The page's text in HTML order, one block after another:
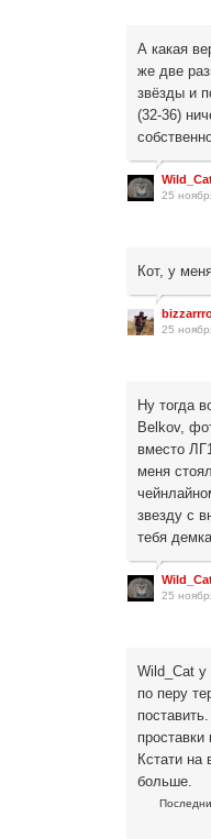
А какая
же две
звёзды и
(32-36)
25
Кот, у
25
Ну тогда
Belkov,
вместо
меня
звезду с
тебя
25
Wild_Cat
по перу
Кстати на
больше.